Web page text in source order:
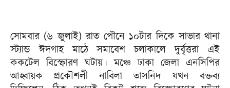
সোমবার (৬ জুলাই) রাত পৌনে ১০টার দিকে সাভার থানা
স্ট্যান্ড ঈদগাহ মাঠে সমাবেশ চলাকালে দুর্বৃত্তরা এই
ককটেল বিস্ফোরণ ঘটায়। মঞ্চে ঢাকা জেলা এনসিপির
আহ্বায়ক প্রকৌশলী নাবিলা তাসনিদ যখন বক্তব্য